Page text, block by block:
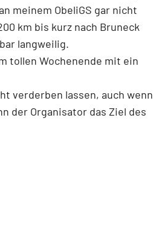
meinem ObeliGS gar nicht
km bis kurz nach Bruneck
langweilig.
tollen Wochenende mit ein
verderben lassen, auch wenn
der Organisator das Ziel des